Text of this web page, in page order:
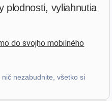
v4.3.21
plodnosti, vyliahnutia
do svojho mobilného
nezabudnite, všetko si